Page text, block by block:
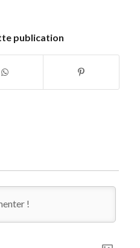
publication